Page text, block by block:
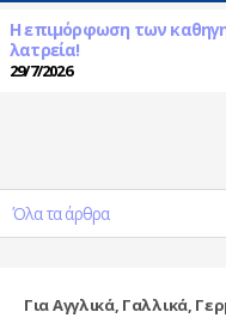
Η επιμόρφωση των
λατρεία!
29/7/2026
Όλα τα άρθρα
Για Αγγλικά, Γαλλικά,